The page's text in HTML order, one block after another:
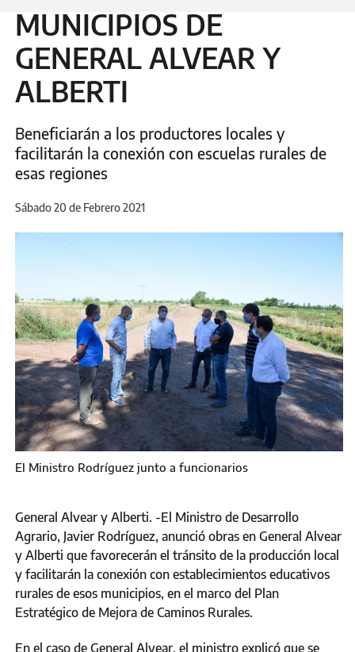
MUNICIPIOS DE
GENERAL ALVEAR Y
ALBERTI
Beneficiarán a los productores locales y
facilitarán la conexión con escuelas rurales de
esas regiones
Sábado 20 de Febrero 2021
El Ministro Rodríguez junto a funcionarios
General Alvear y Alberti. -El Ministro de Desarrollo
Agrario, Javier Rodríguez, anunció obras en General Alvear
y Alberti que favorecerán el tránsito de la producción local
y facilitarán la conexión con establecimientos educativos
rurales de esos municipios, en el marco del Plan
Estratégico de Mejora de Caminos Rurales.
En el caso de General Alvear, el ministro explicó que se